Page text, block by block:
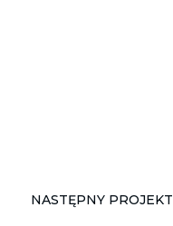
NASTĘPNY PROJEKT